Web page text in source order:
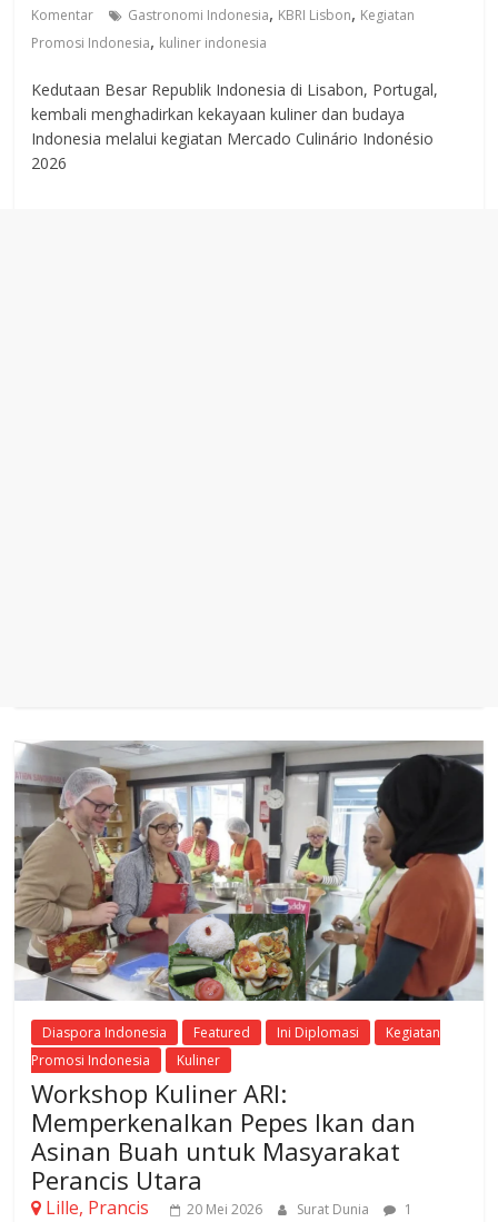
Komentar
Gastronomi Indonesia, KBRI Lisbon, Kegiatan
Promosi Indonesia, kuliner indonesia
Kedutaan Besar Republik Indonesia di Lisabon, Portugal,
kembali menghadirkan kekayaan kuliner dan budaya
Indonesia melalui kegiatan Mercado Culinário Indonésio
2026
Diaspora Indonesia Featured Ini Diplomasi
Kegiatan
Promosi Indonesia
Kuliner
Workshop Kuliner ARI:
Memperkenalkan Pepes Ikan dan
Asinan Buah untuk Masyarakat
Perancis Utara
Lille, Prancis 20 Mei 2026 Surat Dunia
1